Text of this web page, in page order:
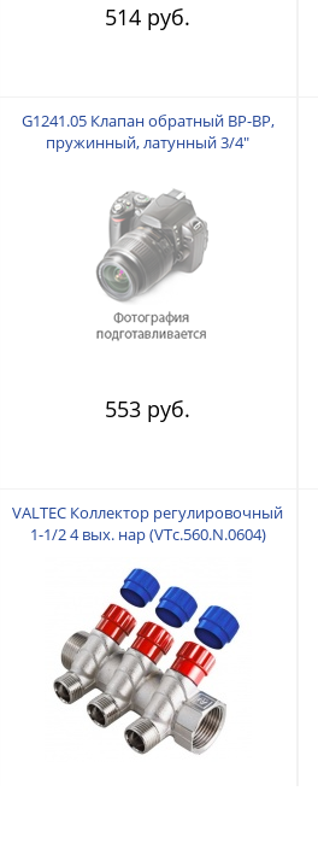
514 руб.
G1241.05 Клапан обратный ВР-ВР,
пружинный, латунный 3/4"
553 руб.
VALTEC Коллектор регулировочный
1-1/2 4 вых. нар (VTc.560.N.0604)